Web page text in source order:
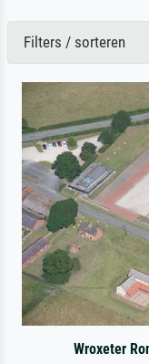
Filters / sorteren
Wroxeter